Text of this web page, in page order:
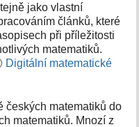
jako vlastní
článků, které
při příležitosti
matematiků.
Digitální matematické
českých matematiků do
matematiků. Mnozí z